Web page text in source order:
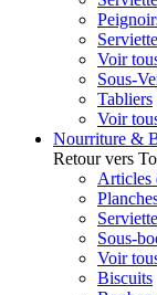
Voir
Sous-
Tabliers
Voir
Nourriture &
Retour vers
Articles
Sous-
Voir
Biscuits